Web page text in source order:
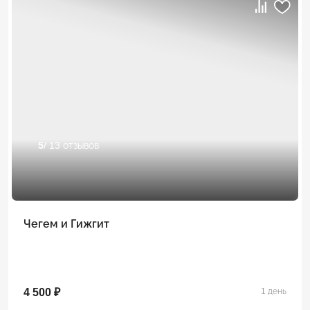
5/ 13 отзывов
Чегем и Гижгит
4 500 ₽ 1 день